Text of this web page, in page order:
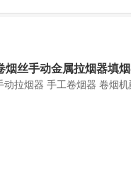
烟丝手动金属拉烟器填
动拉烟器 手工卷烟器 卷烟